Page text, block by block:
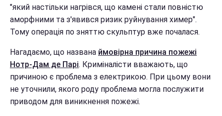
"який настільки нагрівся, що камені стали повністю
аморфними та з'явився ризик руйнування химер".
Тому операція по зняттю скульптур вже почалася.
Нагадаємо, що названа ймовірна причина пожежі
Нотр-Дам де Парі. Криміналісти вважають, що
причиною є проблема з електрикою. При цьому вони
не уточнили, якого роду проблема могла послужити
приводом для виникнення пожежі.